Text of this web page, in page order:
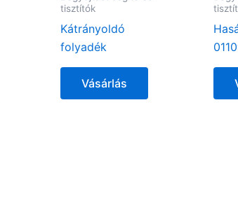
tisztítók
Kátrányoldó
folyadék
Vásárlás